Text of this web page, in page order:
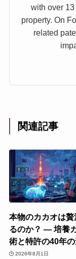
with over
property. On
related
関連記事
本物のカカオは
るのか？ ― 培養
術と特許の40年
2026年8月1日